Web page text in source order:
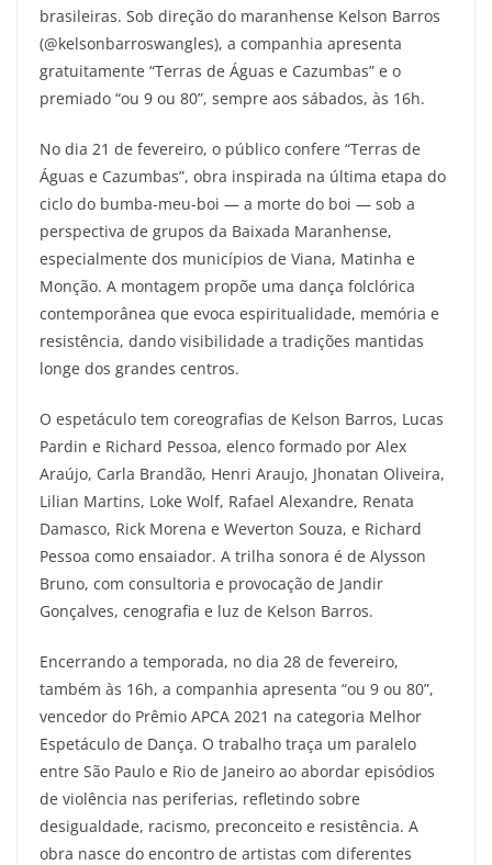
brasileiras. Sob direção do maranhense Kelson Barros
(@kelsonbarroswangles), a companhia apresenta
gratuitamente “Terras de Águas e Cazumbas” e o
premiado “ou 9 ou 80”, sempre aos sábados, às 16h.
No dia 21 de fevereiro, o público confere “Terras de
Águas e Cazumbas”, obra inspirada na última etapa do
ciclo do bumba-meu-boi — a morte do boi — sob a
perspectiva de grupos da Baixada Maranhense,
especialmente dos municípios de Viana, Matinha e
Monção. A montagem propõe uma dança folclórica
contemporânea que evoca espiritualidade, memória e
resistência, dando visibilidade a tradições mantidas
longe dos grandes centros.
O espetáculo tem coreografias de Kelson Barros, Lucas
Pardin e Richard Pessoa, elenco formado por Alex
Araújo, Carla Brandão, Henri Araujo, Jhonatan Oliveira,
Lilian Martins, Loke Wolf, Rafael Alexandre, Renata
Damasco, Rick Morena e Weverton Souza, e Richard
Pessoa como ensaiador. A trilha sonora é de Alysson
Bruno, com consultoria e provocação de Jandir
Gonçalves, cenografia e luz de Kelson Barros.
Encerrando a temporada, no dia 28 de fevereiro,
também às 16h, a companhia apresenta “ou 9 ou 80”,
vencedor do Prêmio APCA 2021 na categoria Melhor
Espetáculo de Dança. O trabalho traça um paralelo
entre São Paulo e Rio de Janeiro ao abordar episódios
de violência nas periferias, refletindo sobre
desigualdade, racismo, preconceito e resistência. A
obra nasce do encontro de artistas com diferentes